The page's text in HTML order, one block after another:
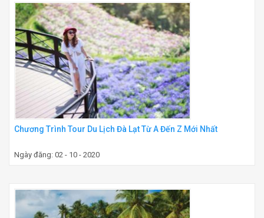
Chương Trình Tour Du Lịch Đà Lạt Từ A Đến Z Mới Nhất
Ngày đăng: 02 - 10 - 2020